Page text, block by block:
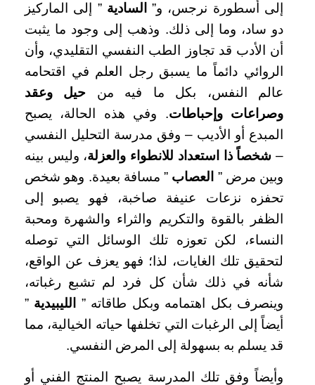
إلى أسطورة نرجس، و”
السادية ” إلى الماركيز
دو ساد، وما إلى ذلك. وذهب إلى وجود ما يثبت
أن الأدب قد تجاوز الطب النفسي التقليدي، وأن
الروائي دائماً ما يسبق رجل العلم في اقتحامه
عالم النفس، بكل ما فيه من حيل وعقد
وصراعات وإحباطات. وفي هذه الحالة، يصبح
المبدع أو الأديب – وفق مدرسة التحليل النفسي
– شخصاً ذا استعداد للانطواء والعزلة، وليس بينه
وبين مرض ” العصاب ” مسافة بعيدة. وهو شخص
تحفزه نزعات عنيفة صاخبة، فهو يصبو إلى
الظفر بالقوة والتكريم والثراء والشهرة ومحبة
النساء، لكن تعوزه تلك الوسائل التي توصله
لتحقيق تلك الغايات، لذا؛ فهو يعزف عن الواقع،
شأنه في ذلك شأن كل فرد لم تشبع رغباته،
وينصرف بكل اهتمامه وبكل طاقاته ”
الليبيدية ”
أيضاً إلى الرغبات التي تخلفها حياته الخيالية، مما
قد يسلم به بسهولة إلى المرض النفسي.
وأيضاً وفق تلك المدرسة يصبح المنتج الفني أو